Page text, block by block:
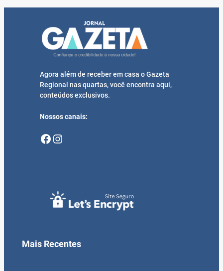
Agora além de receber em casa o Gazeta
Regional nas quartas, você encontra aqui,
conteúdos exclusivos.
Nossos canais:
Facebook Instagram
Mais Recentes